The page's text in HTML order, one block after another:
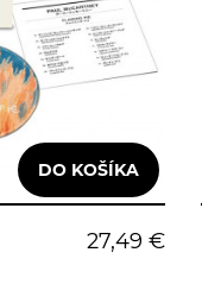
27,49 €